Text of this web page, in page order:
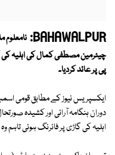
BAHAWALPUR:
چیئرمین مصطفی کمال کی اہلیہ کی
پی پر عائد کردیا۔
دوران ہنگامہ آرائی اور کشیدہ
اہلیہ کی گاڑی پر فائرنگ ہوئی تاہم